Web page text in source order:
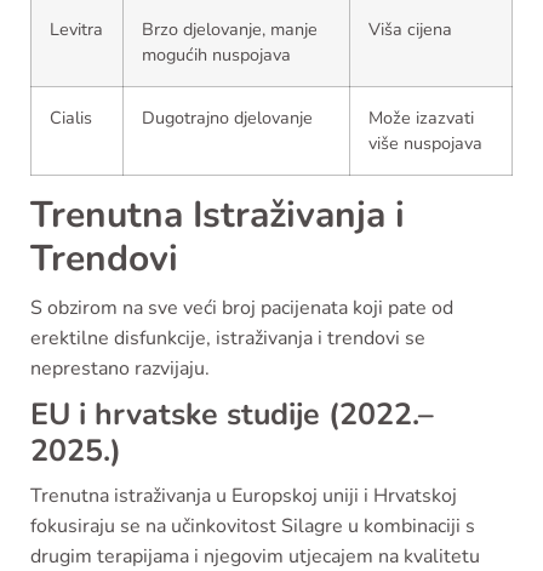
Levitra
Brzo djelovanje, manje
mogućih nuspojava
Viša cijena
Cialis Dugotrajno djelovanje
Može izazvati
više nuspojava
Trenutna Istraživanja i
Trendovi
S obzirom na sve veći broj pacijenata koji pate od
erektilne disfunkcije, istraživanja i trendovi se
neprestano razvijaju.
EU i hrvatske studije (2022.–
2025.)
Trenutna istraživanja u Europskoj uniji i Hrvatskoj
fokusiraju se na učinkovitost Silagre u kombinaciji s
drugim terapijama i njegovim utjecajem na kvalitetu